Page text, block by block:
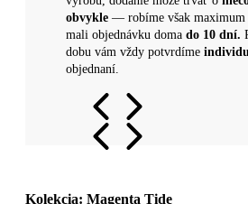
obvykle — robíme však maximum
mali objednávku doma do 10 dní.
dobu vám vždy potvrdíme
objednaní.
Kolekcia: Magenta Tide